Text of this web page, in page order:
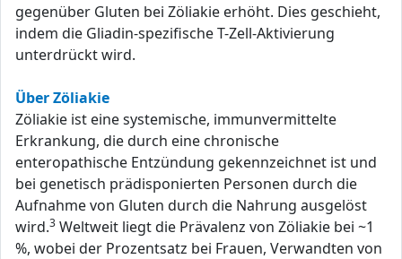
gegenüber Gluten bei Zöliakie erhöht. Dies geschieht,
indem die Gliadin-spezifische T-Zell-Aktivierung
unterdrückt wird.
Über Zöliakie
Zöliakie ist eine systemische, immunvermittelte
Erkrankung, die durch eine chronische
enteropathische Entzündung gekennzeichnet ist und
bei genetisch prädisponierten Personen durch die
Aufnahme von Gluten durch die Nahrung ausgelöst
wird.3 Weltweit liegt die Prävalenz von Zöliakie bei ~1
%, wobei der Prozentsatz bei Frauen, Verwandten von